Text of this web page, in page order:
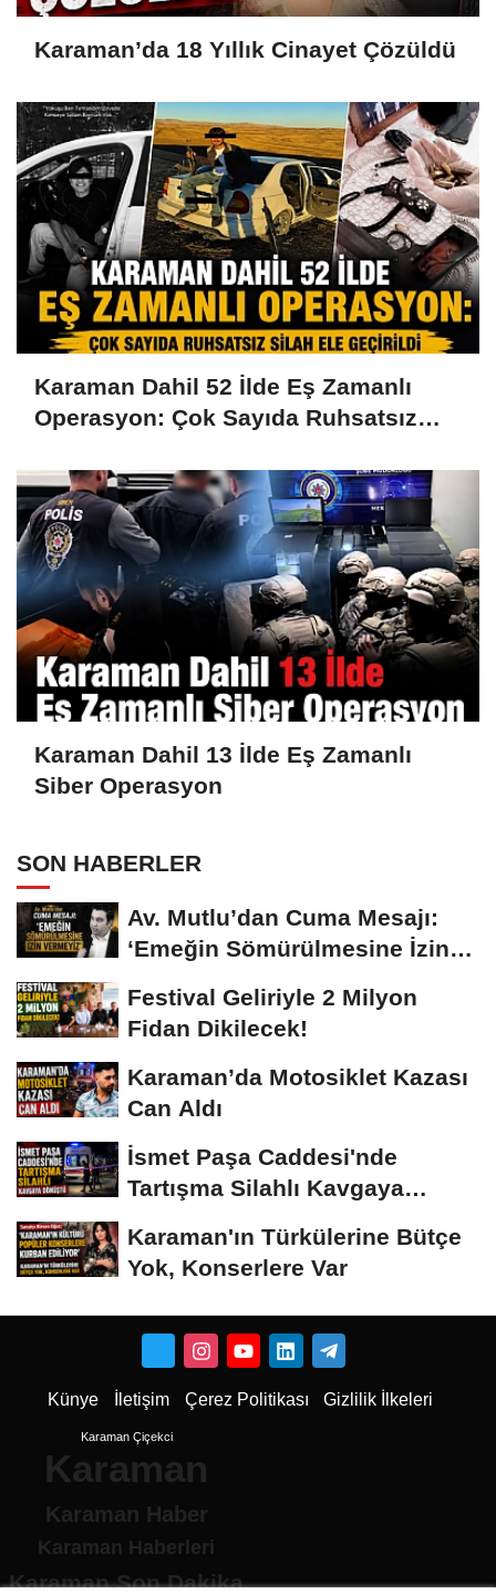
Karaman’da 18 Yıllık Cinayet Çözüldü
Karaman Dahil 52 İlde Eş Zamanlı
Operasyon: Çok Sayıda Ruhsatsız
Karaman Dahil 13 İlde Eş Zamanlı
Siber Operasyon
SON HABERLER
Av. Mutlu’dan Cuma Mesajı:
‘Emeğin Sömürülmesine İzin
Festival Geliriyle 2 Milyon
Fidan Dikilecek!
Karaman’da Motosiklet Kazası
Can Aldı
İsmet Paşa Caddesi'nde
Tartışma Silahlı Kavgaya
Karaman'ın Türkülerine Bütçe
Yok, Konserlere Var
Künye İletişim Çerez Politikası Gizlilik İlkeleri
Karaman Çiçekci
Karaman
Karaman Haber
Karaman Haberleri
Karaman Son Dakika